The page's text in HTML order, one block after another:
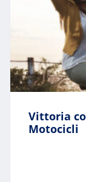
Vittoria
Motocicli